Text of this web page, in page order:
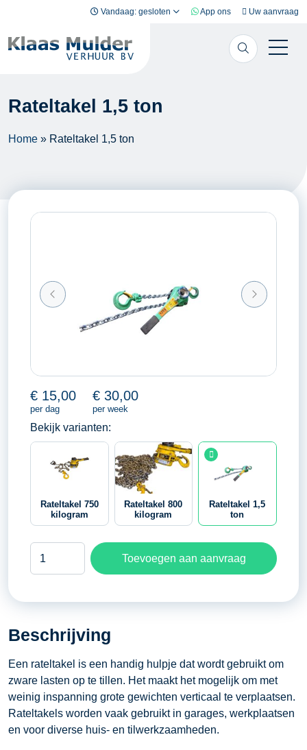
Vandaag: gesloten App ons Uw aanvraag
Rateltakel 1,5 ton
Home » Rateltakel 1,5 ton
€ 15,00
per dag
€ 30,00
per week
Bekijk varianten:
Rateltakel 750
kilogram
Rateltakel 800
kilogram
Rateltakel 1,5
ton
aantal
Toevoegen aan aanvraag
Beschrijving
Een rateltakel is een handig hulpje dat wordt gebruikt om
zware lasten op te tillen. Het maakt het mogelijk om met
weinig inspanning grote gewichten verticaal te verplaatsen.
Rateltakels worden vaak gebruikt in garages, werkplaatsen
en voor diverse huis- en tilwerkzaamheden.